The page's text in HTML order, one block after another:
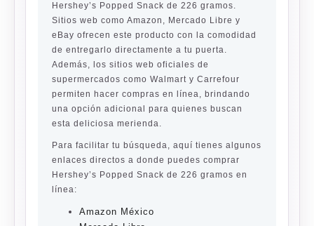
Hershey’s Popped Snack de 226 gramos.
Sitios web como Amazon, Mercado Libre y
eBay ofrecen este producto con la comodidad
de entregarlo directamente a tu puerta.
Además, los sitios web oficiales de
supermercados como Walmart y Carrefour
permiten hacer compras en línea, brindando
una opción adicional para quienes buscan
esta deliciosa merienda.
Para facilitar tu búsqueda, aquí tienes algunos
enlaces directos a donde puedes comprar
Hershey’s Popped Snack de 226 gramos en
línea:
Amazon México